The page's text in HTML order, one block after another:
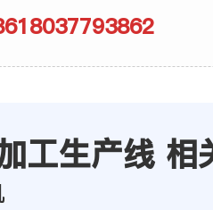
工生产线 相